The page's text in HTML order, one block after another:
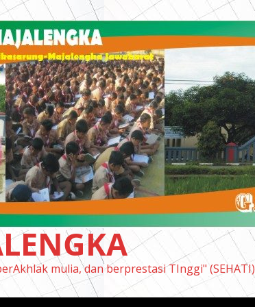
mulia, dan berprestasi TInggi" (SEHATI)